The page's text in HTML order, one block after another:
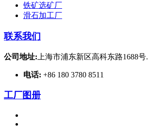
铁矿选矿厂
滑石加工厂
联系我们
公司地址: 上海市浦东新区高科东路1688号.
电话: +86 180 3780 8511
工厂图册